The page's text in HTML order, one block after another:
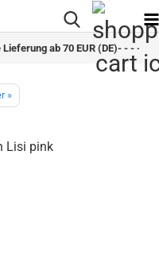
ab 70 EUR (DE)- - - - - -
»
Lisi pink